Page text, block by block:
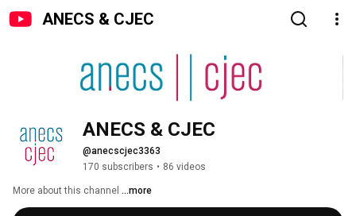
ANECS & CJEC
ANECS & CJEC
@anecscjec3363
170 subscribers • 86 videos
More about this channel ...more